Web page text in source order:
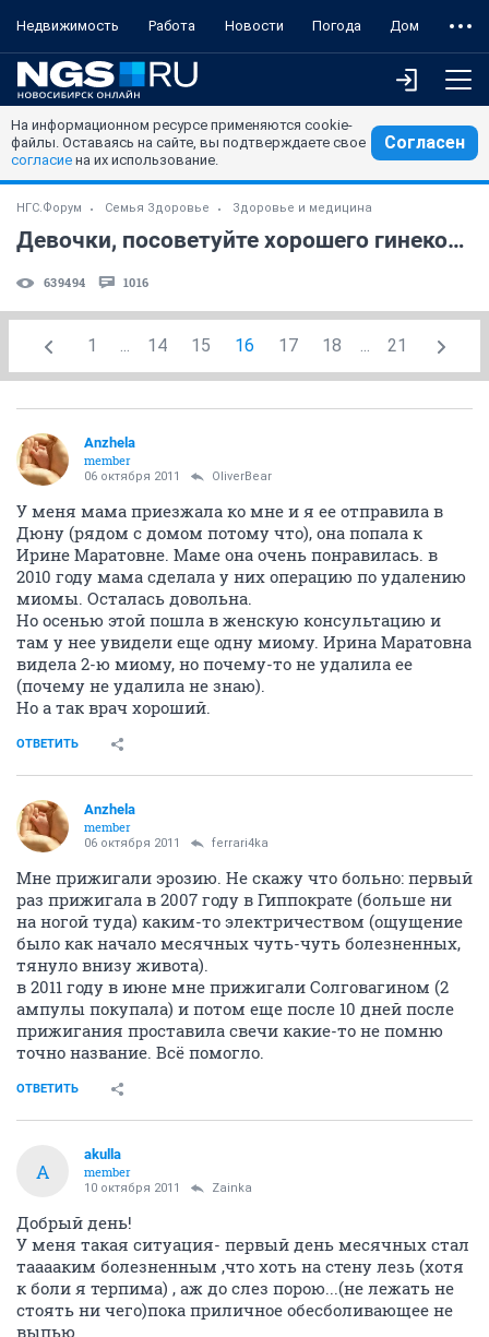
Недвижимость Работа Новости Погода Дом
На информационном ресурсе применяются cookie-
файлы. Оставаясь на сайте, вы подтверждаете свое
согласие на их использование.
Согласен
НГС.Форум Семья Здоровье Здоровье и медицина
Девочки, посоветуйте хорошего гинеколога!
639494 1016
1 ... 14 15 16 17 18 ... 21
Anzhela
member
06 октября 2011 OliverBear
У меня мама приезжала ко мне и я ее отправила в
Дюну (рядом с домом потому что), она попала к
Ирине Маратовне. Маме она очень понравилась. в
2010 году мама сделала у них операцию по удалению
миомы. Осталась довольна.
Но осенью этой пошла в женскую консультацию и
там у нее увидели еще одну миому. Ирина Маратовна
видела 2-ю миому, но почему-то не удалила ее
(почему не удалила не знаю).
Но а так врач хороший.
ОТВЕТИТЬ
Anzhela
member
06 октября 2011 ferrari4ka
Мне прижигали эрозию. Не скажу что больно: первый
раз прижигала в 2007 году в Гиппократе (больше ни
на ногой туда) каким-то электричеством (ощущение
было как начало месячных чуть-чуть болезненных,
тянуло внизу живота).
в 2011 году в июне мне прижигали Солговагином (2
ампулы покупала) и потом еще после 10 дней после
прижигания проставила свечи какие-то не помню
точно название. Всё помогло.
ОТВЕТИТЬ
A
akulla
member
10 октября 2011 Zainka
Добрый день!
У меня такая ситуация- первый день месячных стал
тааааким болезненным ,что хоть на стену лезь (хотя
к боли я терпима) , аж до слез порою...(не лежать не
стоять ни чего)пока приличное обесболивающее не
выпью